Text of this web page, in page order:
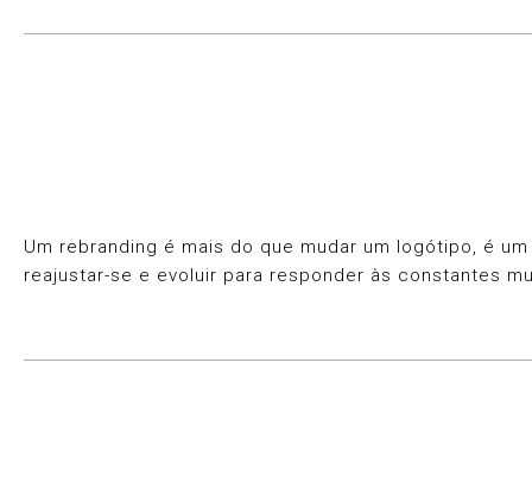
Um rebranding é mais do que mudar um logótipo, é
reajustar-se e evoluir para responder às constantes